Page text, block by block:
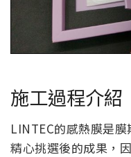
施工過程介紹
LINTEC的感熱膜是
精心挑選後的成果，